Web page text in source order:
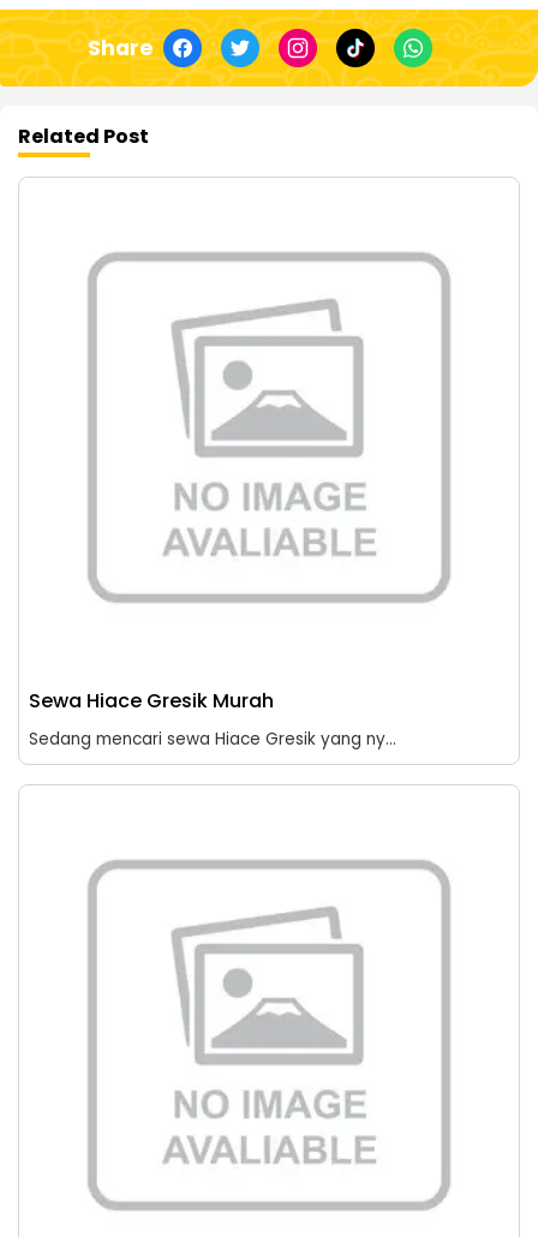
Share
Related Post
Sewa Hiace Gresik Murah
Sedang mencari sewa Hiace Gresik yang ny...